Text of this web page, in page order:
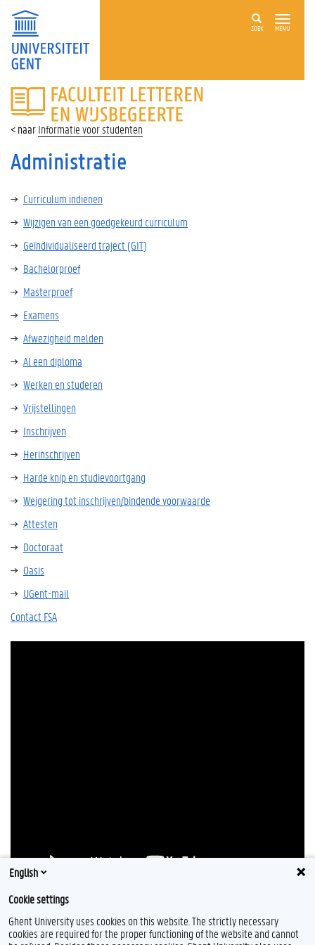
ZOEK MENU
FACULTEIT
LETTEREN
WIJSBEGEERTE
Informatie voor studenten
Administratie
Curriculum indienen
Wijzigen van een goedgekeurd curriculum
Geïndividualiseerd traject(GIT)
Bachelorproef
Masterproef
Examens
Afwezigheid melden
Al een diploma
Werken en studeren
Vrijstellingen
Inschrijven
Herinschrijven
Harde knip en studievoortgang
Weigering tot inschrijven/bindende voorwaarde
Attesten
Doctoraat
Oasis
UGent-mail
Contact FSA
English
Cookie settings
Ghent University uses cookies on this website. The strictly necessary
cookies are required for the proper functioning of the website and cannot